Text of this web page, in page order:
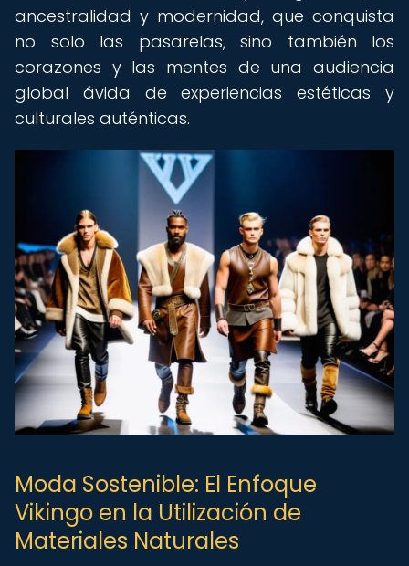
ancestralidad y modernidad, que conquista
no solo las pasarelas, sino también los
corazones y las mentes de una audiencia
global ávida de experiencias estéticas y
culturales auténticas.
Moda Sostenible: El Enfoque
Vikingo en la Utilización de
Materiales Naturales